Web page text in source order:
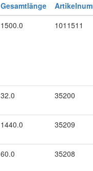
Gesamtlänge
1500.0 1011511
32.0 35200
1440.0 35209
60.0 35208